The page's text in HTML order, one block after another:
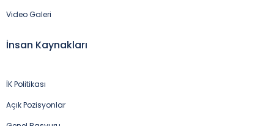
Video Galeri
İnsan Kaynakları
İK Politikası
Açık Pozisyonlar